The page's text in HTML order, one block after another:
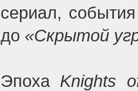
сериал,
до «Скрытой
Эпоха Knights